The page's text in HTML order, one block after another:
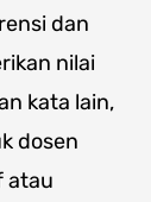
dan
nilai
kata lain,
dosen
atau